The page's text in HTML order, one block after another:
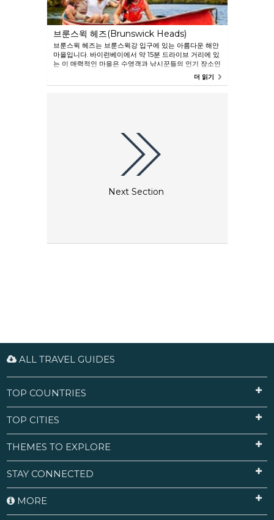
브룬스윅 헤즈(Brunswick Heads)
브룬스윅 헤즈는 브룬스윅강 입구에 있는 아름다운 해안
마을입니다. 바이런베이에서 약 15분 드라이브 거리에 있
는 이 매력적인 마을은 수영객과 낚시꾼들의 인기 장소인
브룬스윅 헤즈 비치 같은 많은 백사장 해변의 문간에 있
습니다. 우수한 보팅 및 낚시, 솔깃한 펍 및 카페, 맛있는
더 읽기
Next Section
ALL TRAVEL GUIDES
TOP COUNTRIES
TOP CITIES
THEMES TO EXPLORE
STAY CONNECTED
MORE